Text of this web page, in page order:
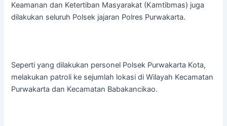
Keamanan dan Ketertiban Masyarakat (Kamtibmas) juga
dilakukan seluruh Polsek jajaran Polres Purwakarta.
Seperti yang dilakukan personel Polsek Purwakarta Kota,
melakukan patroli ke sejumlah lokasi di Wilayah Kecamatan
Purwakarta dan Kecamatan Babakancikao.